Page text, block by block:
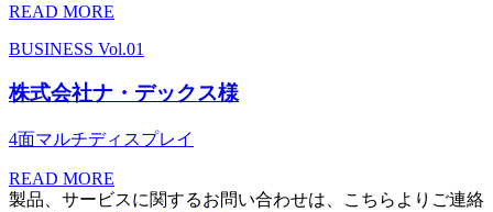
READ MORE
BUSINESS Vol.01
株式会社ナ・デックス様
4面マルチディスプレイ
READ MORE
製品、サービスに関するお問い合わせは、こちらよりご連絡